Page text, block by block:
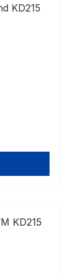
KD215